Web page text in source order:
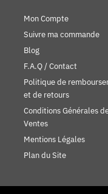
Mon Compte
Suivre ma commande
Blog
F.A.Q / Contact
Politique de
et de retours
Conditions Générales
Ventes
Mentions Légales
Plan du Site